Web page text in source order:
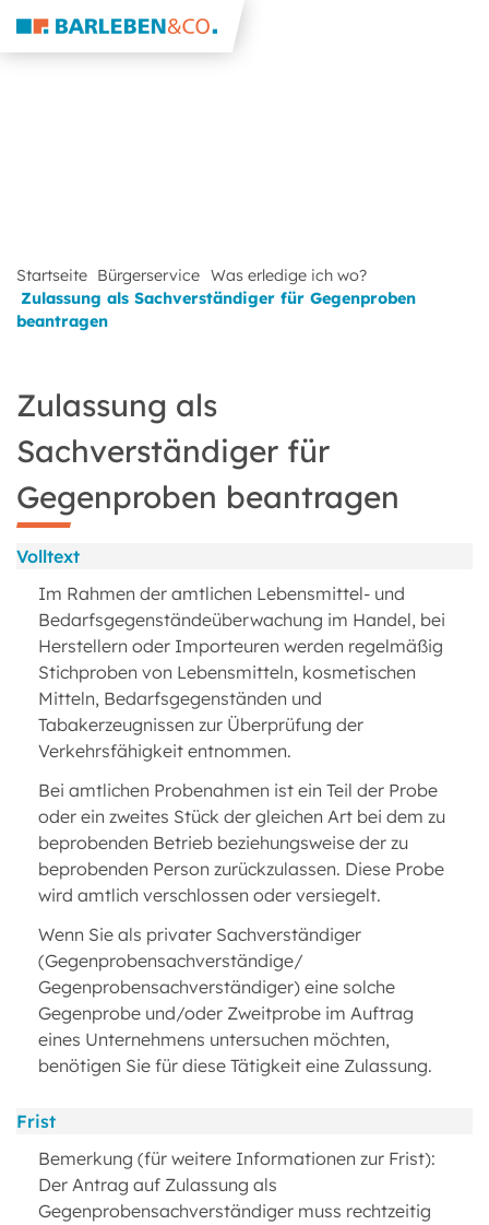
Startseite Bürgerservice Was erledige ich wo?
Zulassung als Sachverständiger für Gegenproben
beantragen
Zulassung als
Sachverständiger für
Gegenproben beantragen
Volltext
Im Rahmen der amtlichen Lebensmittel- und
Bedarfsgegenständeüberwachung im Handel, bei
Herstellern oder Importeuren werden regelmäßig
Stichproben von Lebensmitteln, kosmetischen
Mitteln, Bedarfsgegenständen und
Tabakerzeugnissen zur Überprüfung der
Verkehrsfähigkeit entnommen.
Bei amtlichen Probenahmen ist ein Teil der Probe
oder ein zweites Stück der gleichen Art bei dem zu
beprobenden Betrieb beziehungsweise der zu
beprobenden Person zurückzulassen. Diese Probe
wird amtlich verschlossen oder versiegelt.
Wenn Sie als privater Sachverständiger
(Gegenprobensachverständige/
Gegenprobensachverständiger) eine solche
Gegenprobe und/oder Zweitprobe im Auftrag
eines Unternehmens untersuchen möchten,
benötigen Sie für diese Tätigkeit eine Zulassung.
Frist
Bemerkung (für weitere Informationen zur Frist):
Der Antrag auf Zulassung als
Gegenprobensachverständiger muss rechtzeitig